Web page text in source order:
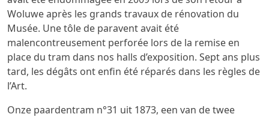
Woluwe après les grands travaux de rénovation du
Musée. Une tôle de paravent avait été
malencontreusement perforée lors de la remise en
place du tram dans nos halls d’exposition. Sept ans plus
tard, les dégâts ont enfin été réparés dans les règles de
l’Art.
Onze paardentram n°31 uit 1873, een van de twee